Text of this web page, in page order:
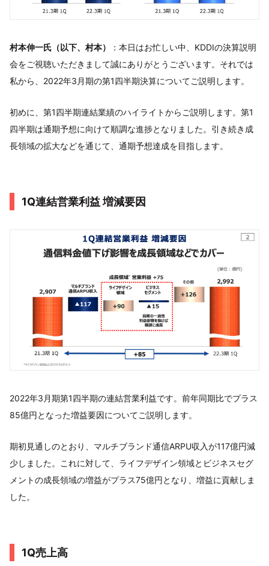
村本伸一氏（以下、村本）
：本日はお忙しい中、KDDIの決算説明
会をご視聴いただきまして誠にありがとうございます。それでは
私から、2022年3月期の第1四半期決算についてご説明します。
初めに、第1四半期連結業績のハイライトからご説明します。第1
四半期は通期予想に向けて順調な進捗となりました。引き続き成
長領域の拡大などを通じて、通期予想達成を目指します。
1Q連結営業利益 増減要因
2022年3月期第1四半期の連結営業利益です。前年同期比でプラス
85億円となった増益要因についてご説明します。
期初見通しのとおり、マルチブランド通信ARPU収入が117億円減
少しました。これに対して、ライフデザイン領域とビジネスセグ
メントの成長領域の増益がプラス75億円となり、増益に貢献しま
した。
1Q売上高